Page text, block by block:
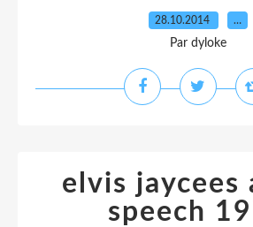
28.10.2014 …
Par dyloke
elvis jaycees
speech